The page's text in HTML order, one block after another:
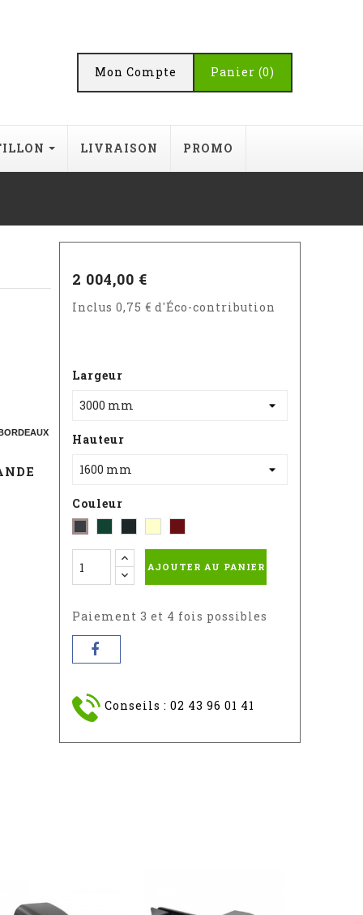
Panier (0)
Mon Compte
LIVRAISON PROMO
2 004,00 €
Inclus 0,75 € d'Éco-contribution
Largeur
Hauteur
Couleur
Gris
-
RAL
7016
-
RAL
6005
Sablé
-
RAL
-
RAL
AJOUTER AU PANIER
Paiement 3 et 4 fois possibles
Conseils : 02 43 96 01 41